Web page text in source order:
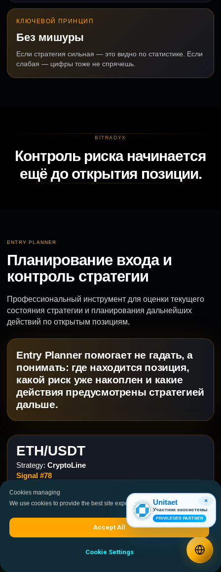
КЛЮЧЕВОЙ ПРИНЦИП
Без мишуры
Если стратегия сильная — это видно по статистике. Если
слабая — цифры тоже не спрячешь.
BITRADYX
Контроль риска начинается
ещё до открытия позиции.
ENTRY PLANNER
Планирование входа и
контроль стратегии
Профессиональный инструмент для оценки текущего
состояния стратегии и планирования дальнейших
действий по открытым позициям.
Entry Planner помогает не гадать, а
понимать: где находится позиция,
какой риск уже накоплен и какие
действия предусмотрены стратегией
дальше.
ETH/USDT
Strategy: CryptoLine
Signal #78
High Risk
Cookies managing
We use cookies to provide the best site experience.
Accept All
Cookie Settings
×
Unitaet
Участник экосистемы
PRIVILEGED PARTNER